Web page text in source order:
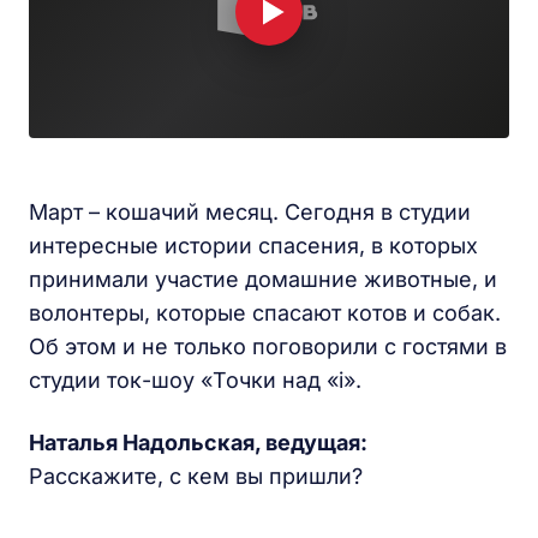
Март – кошачий месяц. Сегодня в студии
интересные истории спасения, в которых
принимали участие домашние животные, и
волонтеры, которые спасают котов и собак.
Об этом и не только поговорили с гостями в
студии ток-шоу «Точки над «i».
Наталья Надольская, ведущая:
Расскажите, с кем вы пришли?